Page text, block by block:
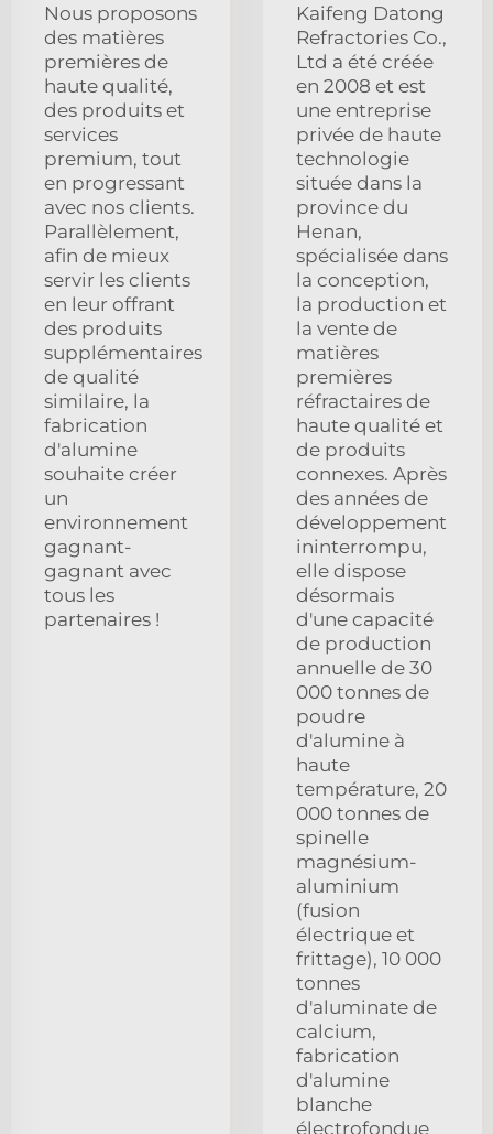
Nous proposons
des matières
premières de
haute qualité,
des produits et
services
premium, tout
en progressant
avec nos clients.
Parallèlement,
afin de mieux
servir les clients
en leur offrant
des produits
supplémentaires
de qualité
similaire, la
fabrication
d'alumine
souhaite créer
un
environnement
gagnant-
gagnant avec
tous les
partenaires !
Kaifeng Datong
Refractories Co.,
Ltd a été créée
en 2008 et est
une entreprise
privée de haute
technologie
située dans la
province du
Henan,
spécialisée dans
la conception,
la production et
la vente de
matières
premières
réfractaires de
haute qualité et
de produits
connexes. Après
des années de
développement
ininterrompu,
elle dispose
désormais
d'une capacité
de production
annuelle de 30
000 tonnes de
poudre
d'alumine à
haute
température, 20
000 tonnes de
spinelle
magnésium-
aluminium
(fusion
électrique et
frittage), 10 000
tonnes
d'aluminate de
calcium,
fabrication
d'alumine
blanche
électrofondue